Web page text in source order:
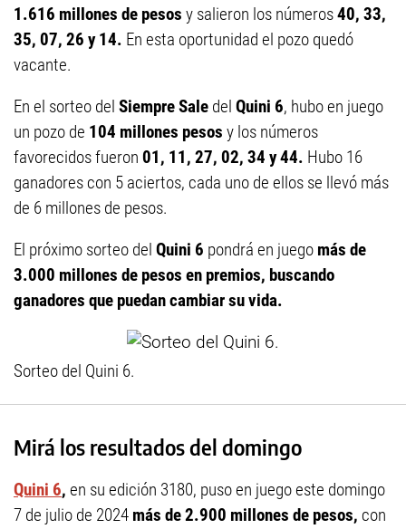
1.616 millones de pesos y salieron los números40, 33,
35, 07, 26 y 14. En esta oportunidad el pozo quedó
vacante.
En el sorteo del Siempre Sale del Quini 6, hubo en juego
un pozo de 104 millones pesos y los números
favorecidos fueron 01, 11, 27, 02, 34 y 44. Hubo 16
ganadores con 5 aciertos, cada uno de ellos se llevó más
de 6 millones de pesos.
El próximo sorteo del Quini 6 pondrá en juego más de
3.000 millones de pesos en premios, buscando
ganadores que puedan cambiar su vida.
Sorteo del Quini 6.
Mirá los resultados del domingo
Quini 6, en su edición 3180, puso en juego este domingo
7 de julio de 2024 más de 2.900 millones de pesos, con